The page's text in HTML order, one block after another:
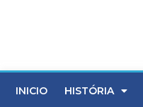
INICIO HISTÓRIA